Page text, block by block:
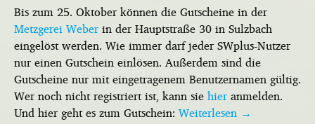
Bis zum 25. Oktober können die Gutscheine in der
Metzgerei Weberin der Hauptstraße 30 in Sulzbach
eingelöst werden. Wie immer darf jeder SWplus-Nutzer
nur einen Gutschein einlösen. Außerdem sind die
Gutscheine nur mit eingetragenem Benutzernamen gültig.
Wer noch nicht registriert ist, kann siehieranmelden.
Und hier geht es zum Gutschein: Weiterlesen →